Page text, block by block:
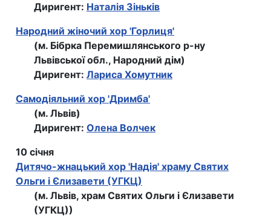
Диригент: Наталiя Зiнькiв
Народний жіночий хор 'Горлиця'
(м. Бібрка Перемишлянського р-ну
Львівської обл., Народний дім)
Диригент: Лариса Хомутник
Самодіяльний хор 'Дримба'
(м. Львів)
Диригент: Олена Волчек
10 січня
Дитячо-жнацький хор 'Надія' храму Святих
Ольги і Єлизавети (УГКЦ)
(м. Львів, храм Святих Ольги і Єлизавети
(УГКЦ))